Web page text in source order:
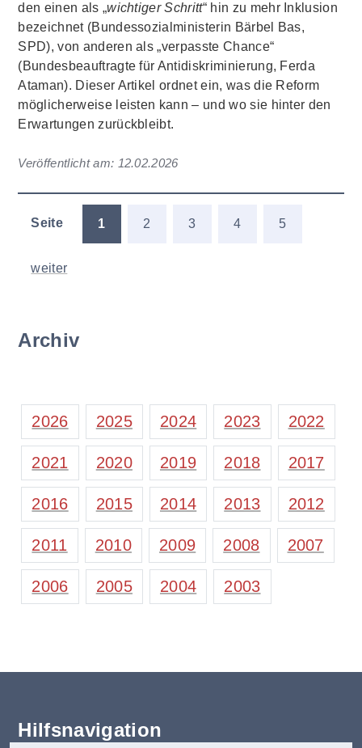
den einen als „wichtiger Schritt“ hin zu mehr Inklusion
bezeichnet (Bundessozialministerin Bärbel Bas,
SPD), von anderen als „verpasste Chance“
(Bundesbeauftragte für Antidiskriminierung, Ferda
Ataman). Dieser Artikel ordnet ein, was die Reform
möglicherweise leisten kann – und wo sie hinter den
Erwartungen zurückbleibt.
Veröffentlicht am: 12.02.2026
Seite 1 2 3 4 5
weiter
Archiv
2026 2025 2024 2023 2022
2021 2020 2019 2018 2017
2016 2015 2014 2013 2012
2011 2010 2009 2008 2007
2006 2005 2004 2003
Hilfsnavigation